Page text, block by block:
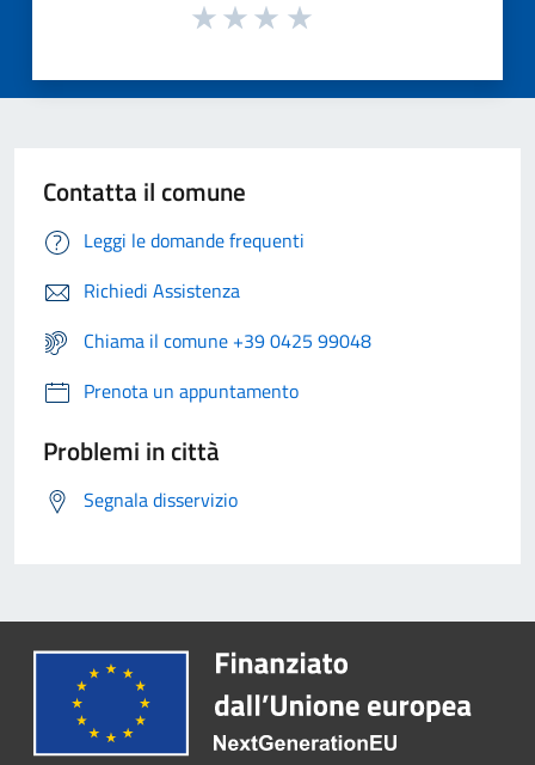
Contatta il comune
Leggi le domande frequenti
Richiedi Assistenza
Chiama il comune +39 0425 99048
Prenota un appuntamento
Problemi in città
Segnala disservizio